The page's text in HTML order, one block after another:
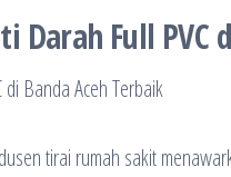
Darah Full PVC
tirai rumah sakit